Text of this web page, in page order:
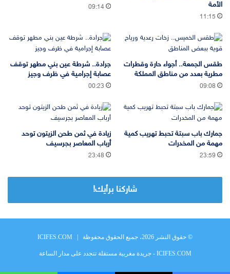
الأمة
11:15
09:14
طقس الجمعة.. أجواء حارة وقطرات
مطرية بعدد من مناطق المملكة
09:08
جرادة.. شرطة عين بني مطهر توقف
عصابة إجرامية في ظرف وجيز
00:23
جمارك باب سبتة تحبط تهريب كمية
مهمة من المخدرات
23:59
زيادة في ثمن طحن الزيتون توحد
أرباب المعاصر بجرسيف
23:48
شاركنا برأيك!
© حقوق النشر 2026، جميع الحقوق محفوظة | ICIFES.COM
ICIFES.COM - جريدة مغربية مستقلة تتجدد على مدار الساعة